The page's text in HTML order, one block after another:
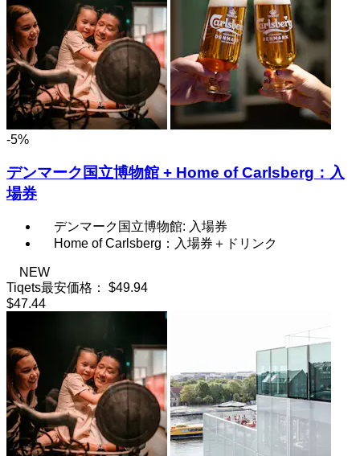
-5%
デンマーク国立博物館 + Home of Carlsberg：入
場券
デンマーク国立博物館: 入場券
Home of Carlsberg：入場券＋ドリンク
NEW
Tiqets最安価格：
$49.94
$47.44